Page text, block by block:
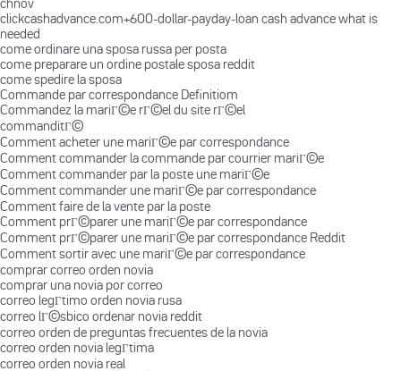
chnov
clickcashadvance.com+600-dollar-payday-loan cash advance what is
needed
come ordinare una sposa russa per posta
come preparare un ordine postale sposa reddit
come spedire la sposa
Commande par correspondance Definitiom
Commandez la mariГ©e rГ©el du site rГ©el
commanditГ©
Comment acheter une mariГ©e par correspondance
Comment commander la commande par courrier mariГ©e
Comment commander par la poste une mariГ©e
Comment commander une mariГ©e par correspondance
Comment faire de la vente par la poste
Comment prГ©parer une mariГ©e par correspondance
Comment prГ©parer une mariГ©e par correspondance Reddit
Comment sortir avec une mariГ©e par correspondance
comprar correo orden novia
comprar una novia por correo
correo legГ­timo orden novia rusa
correo lГ©sbico ordenar novia reddit
correo orden de preguntas frecuentes de la novia
correo orden novia legГ­tima
correo orden novia real